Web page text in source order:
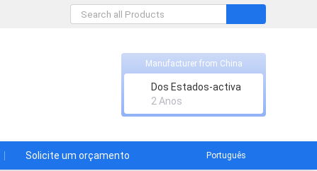
Manufacturer from China
Dos Estados-activa
2 Anos
Solicite um orçamento Português